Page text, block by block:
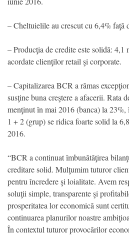
– Cheltuielile au crescut cu 6,4% faţă
– Producţia de credite este solidă:
acordate clienţilor retail şi corporate.
– Capitalizarea BCR a rămas
susţine buna creştere a afacerii. Rata
menţinut în mai 2016 (banca) la
1 + 2 (grup) se ridica foarte solid la
2016.
“BCR a continuat îmbunătăţirea
creditare solid. Mulţumim tuturor
pentru încredere şi loialitate. Avem
soluţii simple, transparente şi
prosperitatea lor economică sunt
continuarea planurilor noastre
În contextul tuturor provocărilor